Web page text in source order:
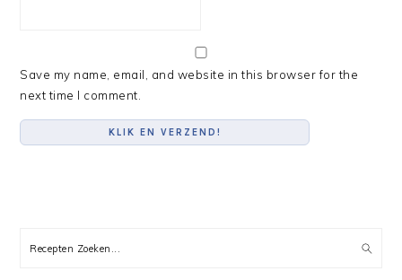
Save my name, email, and website in this browser for the
next time I comment.
SIDEBAR
Recepten